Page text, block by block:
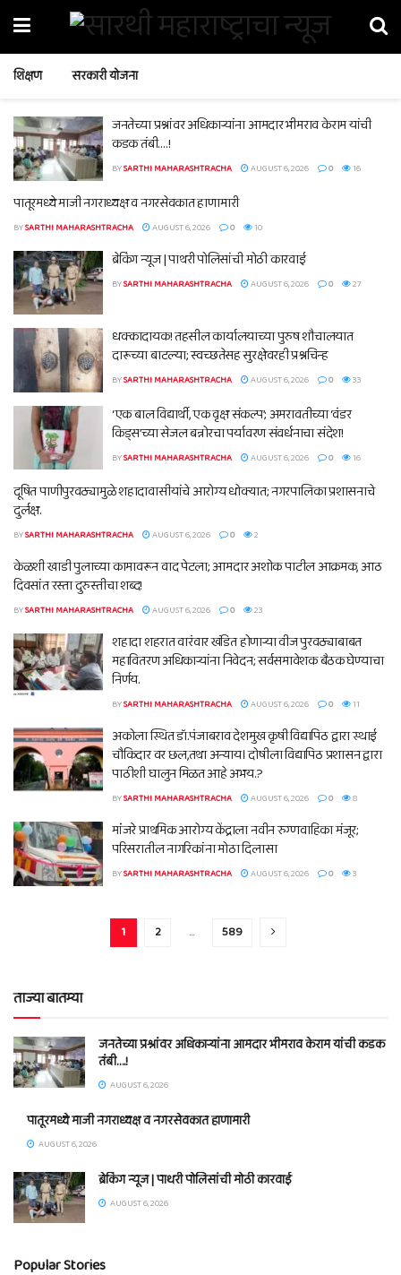
शिक्षण सरकारी योजना
जनतेच्या प्रश्नांवर अधिकाऱ्यांना आमदार भीमराव केराम यांची
कडक तंबी….!
BYSARTHI MAHARASHTRACHA AUGUST 6, 2026 0 16
पातूरमध्ये माजी नगराध्यक्ष व नगरसेवकात हाणामारी
BYSARTHI MAHARASHTRACHA AUGUST 6, 2026 0 10
ब्रेकिंग न्यूज | पाथरी पोलिसांची मोठी कारवाई
BYSARTHI MAHARASHTRACHA AUGUST 6, 2026 0 27
धक्कादायक! तहसील कार्यालयाच्या पुरुष शौचालयात
दारूच्या बाटल्या; स्वच्छतेसह सुरक्षेवरही प्रश्नचिन्ह
BYSARTHI MAHARASHTRACHA AUGUST 6, 2026 0 33
‘एक बाल विद्यार्थी, एक वृक्ष संकल्प’; अमरावतीच्या ‘वंडर
किड्स’च्या सेजल बन्नोरचा पर्यावरण संवर्धनाचा संदेश!
BYSARTHI MAHARASHTRACHA AUGUST 6, 2026 0 16
दूषित पाणीपुरवठ्यामुळे शहादावासीयांचे आरोग्य धोक्यात; नगरपालिका प्रशासनाचे
दुर्लक्ष.
BYSARTHI MAHARASHTRACHA AUGUST 6, 2026 0 2
केळशी खाडी पुलाच्या कामावरून वाद पेटला; आमदार अशोक पाटील आक्रमक, आठ
दिवसांत रस्ता दुरुस्तीचा शब्द!
BYSARTHI MAHARASHTRACHA AUGUST 6, 2026 0 23
शहादा शहरात वारंवार खंडित होणाऱ्या वीज पुरवठ्याबाबत
महावितरण अधिकाऱ्यांना निवेदन; सर्वसमावेशक बैठक घेण्याचा
निर्णय.
BYSARTHI MAHARASHTRACHA AUGUST 6, 2026 0 11
अकोला स्थित डॉ.पंजाबराव देशमुख कृषी विद्यापिठ द्वारा स्थाई
चौकिदार वर छल,तथा अन्याय। दोषीला विद्यापिठ प्रशासन द्वारा
पाठीशी घालुन मिळत आहे अभय.?
BYSARTHI MAHARASHTRACHA AUGUST 6, 2026 0 8
मांंजरे प्राथमिक आरोग्य केंद्राला नवीन रुग्णवाहिका मंजूर;
परिसरातील नागरिकांना मोठा दिलासा
BYSARTHI MAHARASHTRACHA AUGUST 6, 2026 0 3
1 2 … 589
ताज्या बातम्या
जनतेच्या प्रश्नांवर अधिकाऱ्यांना आमदार भीमराव केराम यांची कडक
तंबी….!
AUGUST 6, 2026
पातूरमध्ये माजी नगराध्यक्ष व नगरसेवकात हाणामारी
AUGUST 6, 2026
ब्रेकिंग न्यूज | पाथरी पोलिसांची मोठी कारवाई
AUGUST 6, 2026
Popular Stories